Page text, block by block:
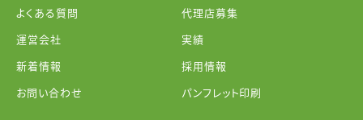
よくある質問
代理店募集
運営会社
実績
新着情報
採用情報
お問い合わせ
パンフレット印刷